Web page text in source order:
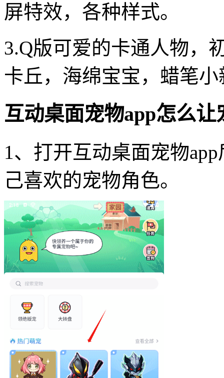
屏特效，各种样式。
3.Q版可爱的卡通人物，
卡丘，海绵宝宝，蜡笔小
互动桌面宠物app怎么让
1、打开互动桌面宠物
己喜欢的宠物角色。